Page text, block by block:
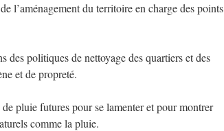
l’aménagement du territoire en charge des points
des politiques de nettoyage des quartiers et des
et de propreté.
de pluie futures pour se lamenter et pour montrer
comme la pluie.